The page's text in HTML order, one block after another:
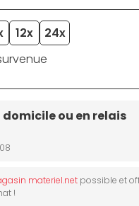
12x
24x
domicile ou en relais
materiel.net possible et
!